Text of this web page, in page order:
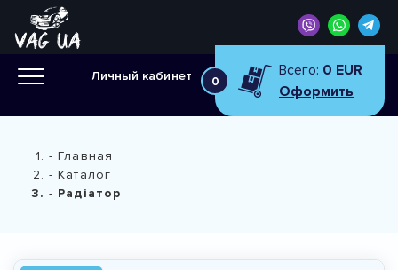
Личный кабинет 0
Всего: 0 EUR
Оформить
Главная
Каталог
Радіатор